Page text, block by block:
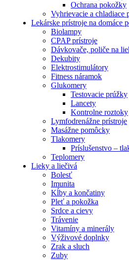
Ochrana pokožky
Vyhrievacie a chladiace
Lekárske prístroje na domáce
Biolampy
CPAP prístroje
Dávkovače, poliče na
Dekubity
Elektrostimulátory
Fitness náramok
Glukomery
Testovacie prúžky
Lancety
Kontrolne roztoky
Lymfodrenážne prístroje
Masážne pomôcky
Tlakomery
Príslušenstvo –
Teplomery
Lieky a liečivá
Bolesť
Imunita
Kĺby a končatiny
Pleť a pokožka
Srdce a cievy
Trávenie
Vitamíny a minerály
Výživové doplnky
Zrak a sluch
Zuby